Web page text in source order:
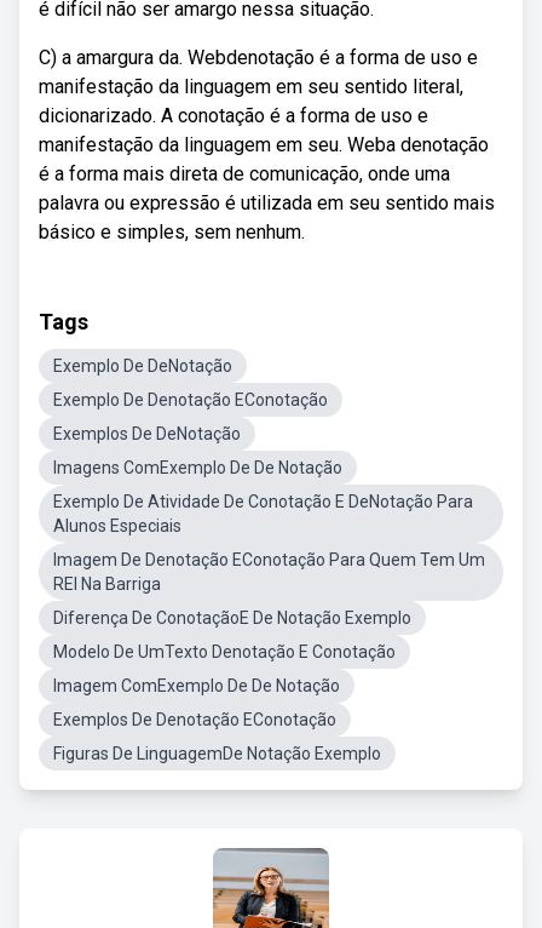
é difícil não ser amargo nessa situação.
C) a amargura da. Webdenotação é a forma de uso e
manifestação da linguagem em seu sentido literal,
dicionarizado. A conotação é a forma de uso e
manifestação da linguagem em seu. Weba denotação
é a forma mais direta de comunicação, onde uma
palavra ou expressão é utilizada em seu sentido mais
básico e simples, sem nenhum.
Tags
Exemplo De DeNotação
Exemplo De Denotação EConotação
Exemplos De DeNotação
Imagens ComExemplo De De Notação
Exemplo De Atividade De Conotação E DeNotação Para
Alunos Especiais
Imagem De Denotação EConotação Para Quem Tem Um
REI Na Barriga
Diferença De ConotaçãoE De Notação Exemplo
Modelo De UmTexto Denotação E Conotação
Imagem ComExemplo De De Notação
Exemplos De Denotação EConotação
Figuras De LinguagemDe Notação Exemplo